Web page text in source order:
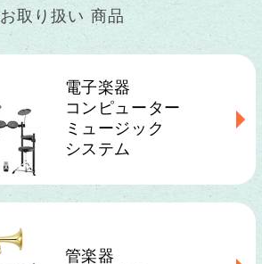
お取り扱い 商品
電子楽器
コンピューター
ミュージック
システム
管楽器